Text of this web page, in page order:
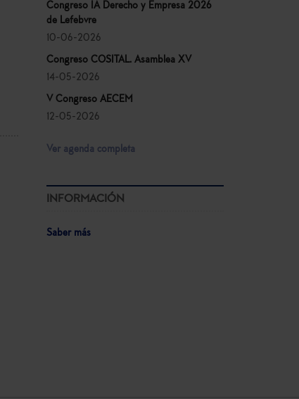
Congreso IA Derecho y Empresa 2026
de Lefebvre
10-06-2026
Congreso COSITAL. Asamblea XV
14-05-2026
V Congreso AECEM
12-05-2026
Ver agenda completa
INFORMACIÓN
Saber más